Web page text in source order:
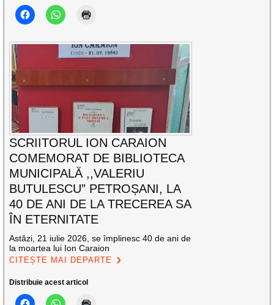
SCRIITORUL ION CARAION
COMEMORAT DE BIBLIOTECA
MUNICIPALĂ ,,VALERIU
BUTULESCU” PETROȘANI, LA
40 DE ANI DE LA TRECEREA SA
ÎN ETERNITATE
Astăzi, 21 iulie 2026, se împlinesc 40 de ani de
la moartea lui Ion Caraion
CITEȘTE MAI DEPARTE
Distribuie acest articol